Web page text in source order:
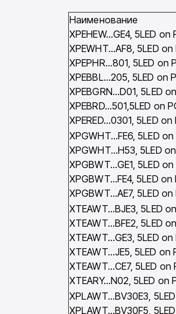
Наименование
XPEHEW…GE4, 5LED on
XPEWHT…AF8, 5LED on
XPEPHR…801, 5LED on
XPEBBL…205, 5LED on
XPEBGRN…D01, 5LED
XPEBRD…501,5LED on
XPERED…0301, 5LED on
XPGWHT…FE6, 5LED on
XPGWHT…H53, 5LED
XPGBWT…GE1, 5LED on
XPGBWT…FE4, 5LED on
XPGBWT…AE7, 5LED on
XTEAWT…BJE3, 5LED
XTEAWT…BFE2, 5LED
XTEAWT…GE3, 5LED on
XTEAWT…JE5, 5LED on
XTEAWT…CE7, 5LED on
XTEARY…N02, 5LED on
XPLAWT…BV30E3,
XPLAWT…BV30F5,